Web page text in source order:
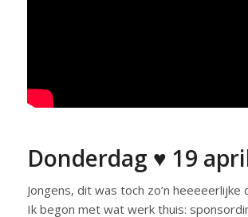
Donderdag ♥ 19
Jongens, dit was toch zo’n heeeeerlijke
Ik begon met wat werk thuis: